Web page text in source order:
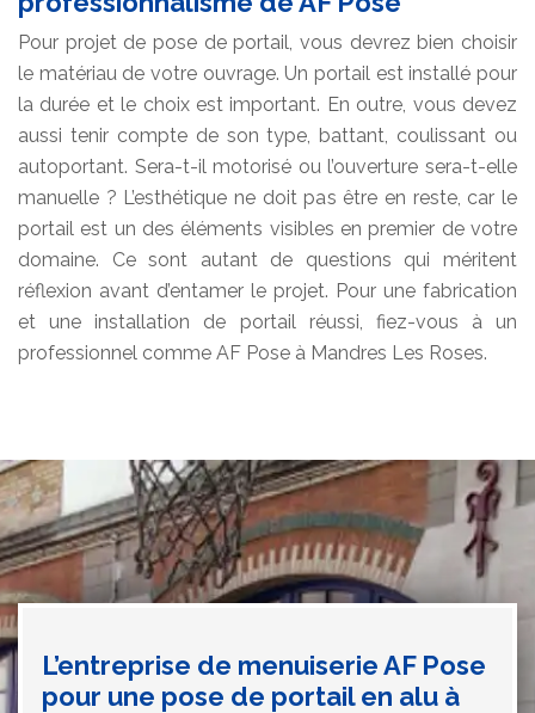
Pour projet de pose de portail, vous devrez bien choisir
le matériau de votre ouvrage. Un portail est installé pour
la durée et le choix est important. En outre, vous devez
aussi tenir compte de son type, battant, coulissant ou
autoportant. Sera-t-il motorisé ou l’ouverture sera-t-elle
manuelle ? L’esthétique ne doit pas être en reste, car le
portail est un des éléments visibles en premier de votre
domaine. Ce sont autant de questions qui méritent
réflexion avant d’entamer le projet. Pour une fabrication
et une installation de portail réussi, fiez-vous à un
professionnel comme AF Pose à Mandres Les Roses.
L’entreprise de menuiserie AF Pose
pour une pose de portail en alu à